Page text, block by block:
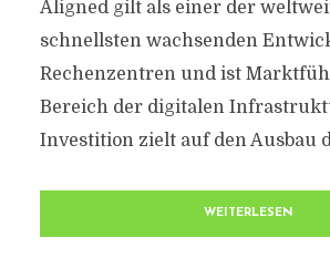
Aligned gilt als einer der
schnellsten wachsenden
Rechenzentren und ist
Bereich der digitalen
Investition zielt auf den Ausbau
WEITERLESEN